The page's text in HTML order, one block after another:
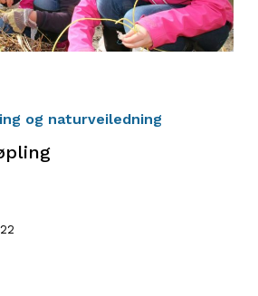
og naturveiledning